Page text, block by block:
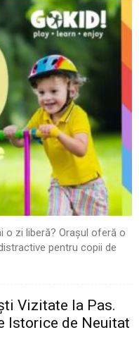
o zi liberă? Orașul oferă o
pentru copii de
Vizitate la Pas.
Istorice de Neuitat